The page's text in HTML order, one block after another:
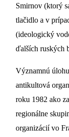
Smirnov (ktorý
tlačidlo a v
(ideologický
ďalších ruských
Významnú
antikultová
roku 1982 ako
regionálne
organizácií vo